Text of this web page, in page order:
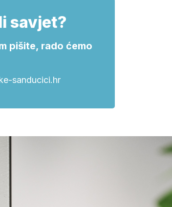
savjet?
pišite, rado ćemo
sanducici.hr